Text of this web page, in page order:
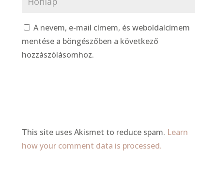
A nevem, e-mail címem, és weboldalcímem
mentése a böngészőben a következő
hozzászólásomhoz.
This site uses Akismet to reduce spam. Learn
how your comment data is processed.